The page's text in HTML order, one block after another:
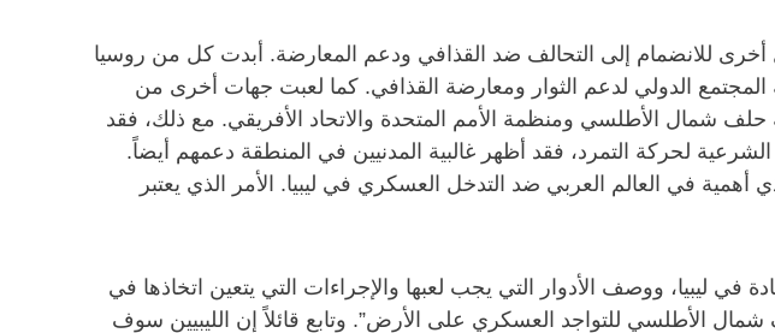
للانضمام إلى التحالف ضد القذافي ودعم المعارضة. أبدت كل من روسيا
الدولي لدعم الثوار ومعارضة القذافي. كما لعبت جهات أخرى من
حلف شمال الأطلسي ومنظمة الأمم المتحدة والاتحاد الأفريقي. مع ذلك، فقد
لحركة التمرد، فقد أظهر غالبية المدنيين في المنطقة دعمهم أيضاً.
في العالم العربي ضد التدخل العسكري في ليبيا. الأمر الذي يعتبر
ليبيا، ووصف الأدوار التي يجب لعبها والإجراءات التي يتعين اتخاذها في
الأطلسي للتواجد العسكري على الأرض”. وتابع قائلاً إن الليبيين سوف